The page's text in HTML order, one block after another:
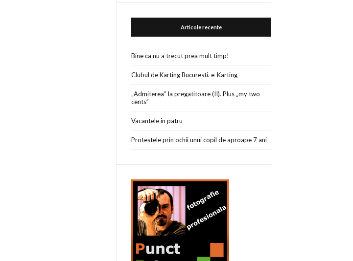
Articole recente
Bine ca nu a trecut prea mult timp!
Clubul de Karting Bucuresti. e-Karting
„Admiterea” la pregatitoare (II). Plus „my two
cents”
Vacantele in patru
Protestele prin ochii unui copil de aproape 7 ani